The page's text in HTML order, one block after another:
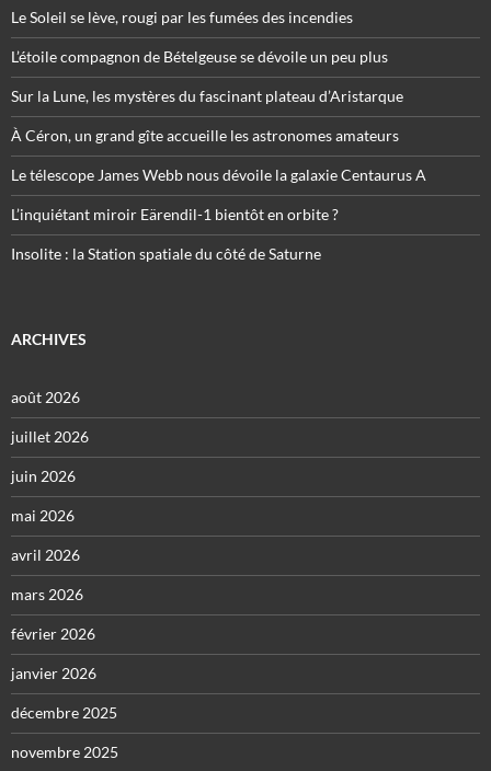
Le Soleil se lève, rougi par les fumées des incendies
L’étoile compagnon de Bételgeuse se dévoile un peu plus
Sur la Lune, les mystères du fascinant plateau d’Aristarque
À Céron, un grand gîte accueille les astronomes amateurs
Le télescope James Webb nous dévoile la galaxie Centaurus A
L’inquiétant miroir Eärendil-1 bientôt en orbite ?
Insolite : la Station spatiale du côté de Saturne
ARCHIVES
août 2026
juillet 2026
juin 2026
mai 2026
avril 2026
mars 2026
février 2026
janvier 2026
décembre 2025
novembre 2025